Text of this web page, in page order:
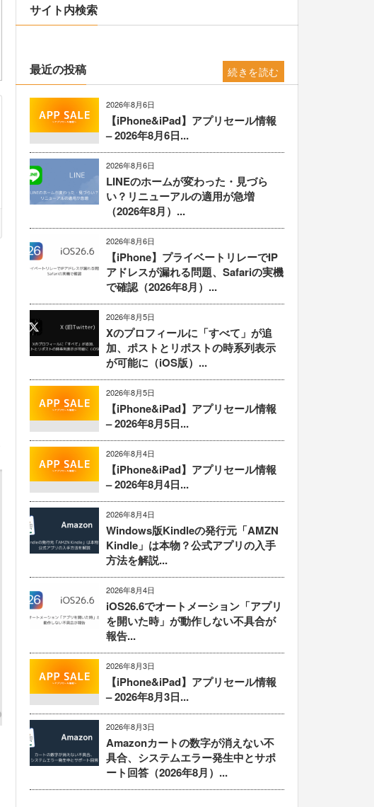
サイト内検索
最近の投稿
2026年8月6日
【iPhone&iPad】アプリセール情報
– 2026年8月6日...
2026年8月6日
LINEのホームが変わった・見づら
い？リニューアルの適用が急増
（2026年8月）...
2026年8月6日
【iPhone】プライベートリレーでIP
アドレスが漏れる問題、Safariの実機
で確認（2026年8月）...
2026年8月5日
Xのプロフィールに「すべて」が追
加、ポストとリポストの時系列表示
が可能に（iOS版）...
2026年8月5日
【iPhone&iPad】アプリセール情報
– 2026年8月5日...
2026年8月4日
【iPhone&iPad】アプリセール情報
– 2026年8月4日...
2026年8月4日
Windows版Kindleの発行元「AMZN
Kindle」は本物？公式アプリの入手
方法を解説...
2026年8月4日
iOS26.6でオートメーション「アプリ
を開いた時」が動作しない不具合が
報告...
2026年8月3日
【iPhone&iPad】アプリセール情報
– 2026年8月3日...
2026年8月3日
Amazonカートの数字が消えない不
具合、システムエラー発生中とサポ
ート回答（2026年8月）...
続きを読む